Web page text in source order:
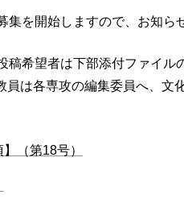
集を開始しますので、お知ら
稿希望者は下部添付ファイ
員は各専攻の編集委員へ、
（第18号）